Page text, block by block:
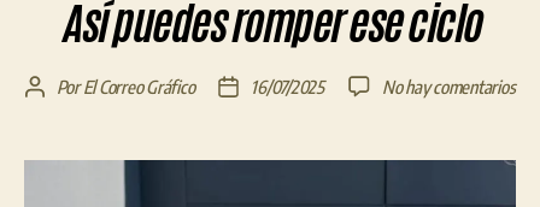
Así puedes romper ese ciclo
Autor
entrada
PorEl Correo Gráfico
Fecha
entrada
16/07/2025 No hay comentariosen